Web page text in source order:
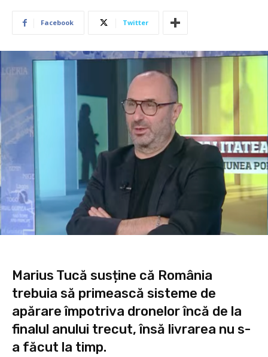
Facebook Twitter
Marius Tucă susține că România
trebuia să primească sisteme de
apărare împotriva dronelor încă de la
finalul anului trecut, însă livrarea nu s-
a făcut la timp.